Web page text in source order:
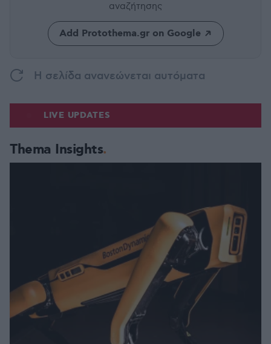
αναζήτησης
Add Protothema.gr on Google
H σελίδα ανανεώνεται αυτόματα
LIVE UPDATES
Thema Insights